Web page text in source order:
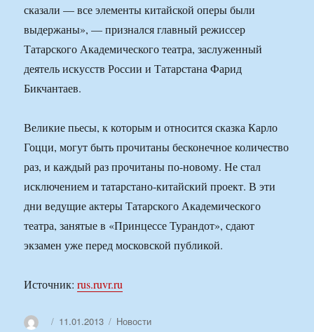
сказали — все элементы китайской оперы были
выдержаны», — признался главный режиссер
Татарского Академического театра, заслуженный
деятель искусств России и Татарстана Фарид
Бикчантаев.
Великие пьесы, к которым и относится сказка Карло
Гоцци, могут быть прочитаны бесконечное количество
раз, и каждый раз прочитаны по-новому. Не стал
исключением и татарстано-китайский проект. В эти
дни ведущие актеры Татарского Академического
театра, занятые в «Принцессе Турандот», сдают
экзамен уже перед московской публикой.
Источник:rus.ruvr.ru
АвторОпубликовано
11.01.2013 Рубрики
Новости